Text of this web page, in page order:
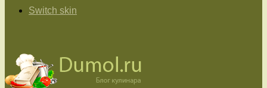
Switch skin